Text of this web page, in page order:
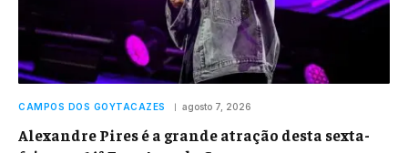
CAMPOS DOS GOYTACAZES agosto 7, 2026
Alexandre Pires é a grande atração desta sexta-